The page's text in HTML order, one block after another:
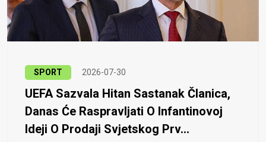
SPORT 2026-07-30
UEFA Sazvala Hitan Sastanak Članica,
Danas Će Raspravljati O Infantinovoj
Ideji O Prodaji Svjetskog Prv...